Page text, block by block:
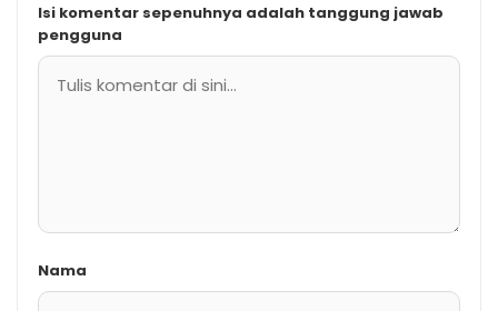
Isi komentar sepenuhnya adalah tanggung jawab
pengguna
Nama